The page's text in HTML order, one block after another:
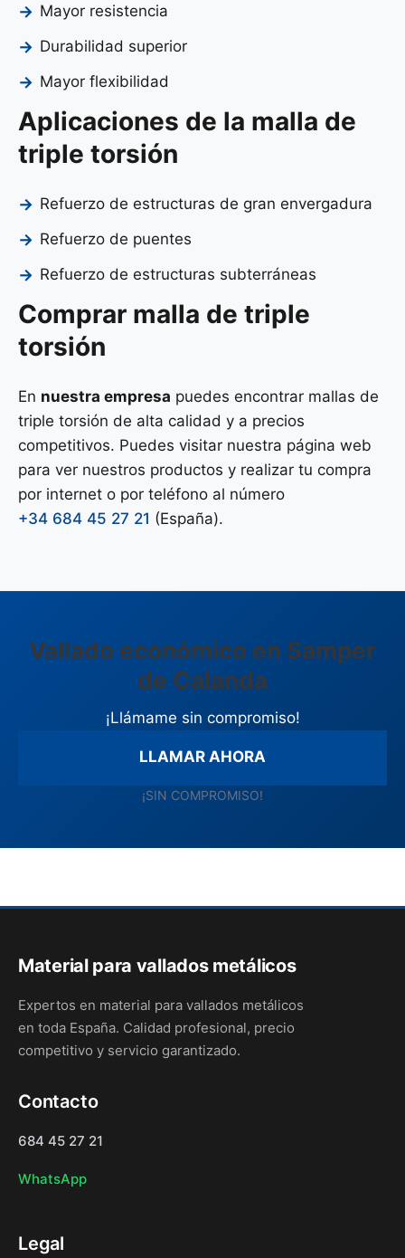
Mayor resistencia
Durabilidad superior
Mayor flexibilidad
Aplicaciones de la malla de
triple torsión
Refuerzo de estructuras de gran envergadura
Refuerzo de puentes
Refuerzo de estructuras subterráneas
Comprar malla de triple
torsión
En nuestra empresa puedes encontrar mallas de
triple torsión de alta calidad y a precios
competitivos. Puedes visitar nuestra página web
para ver nuestros productos y realizar tu compra
por internet o por teléfono al número
+34 684 45 27 21 (España).
Vallado económico en Samper
de Calanda
¡Llámame sin compromiso!
LLAMAR AHORA
¡SIN COMPROMISO!
Material para vallados metálicos
Expertos en material para vallados metálicos
en toda España. Calidad profesional, precio
competitivo y servicio garantizado.
Contacto
684 45 27 21
WhatsApp
Legal